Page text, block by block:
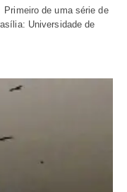
série de
Universidade de